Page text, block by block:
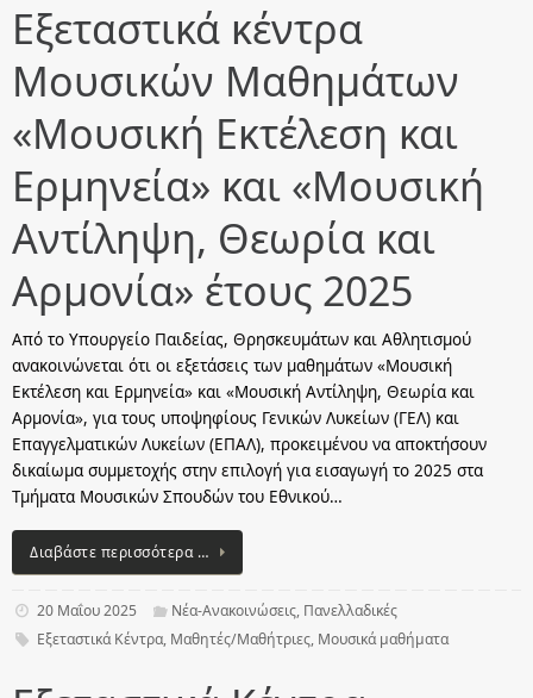
Εξεταστικά κέντρα
Μουσικών Μαθημάτων
«Μουσική Εκτέλεση και
Ερμηνεία» και «Μουσική
Αντίληψη, Θεωρία και
Αρμονία» έτους 2025
Από το Υπουργείο Παιδείας, Θρησκευμάτων και Αθλητισμού
ανακοινώνεται ότι οι εξετάσεις των μαθημάτων «Μουσική
Εκτέλεση και Ερμηνεία» και «Μουσική Αντίληψη, Θεωρία και
Αρμονία», για τους υποψηφίους Γενικών Λυκείων (ΓΕΛ) και
Επαγγελματικών Λυκείων (ΕΠΑΛ), προκειμένου να αποκτήσουν
δικαίωμα συμμετοχής στην επιλογή για εισαγωγή το 2025 στα
Τμήματα Μουσικών Σπουδών του Εθνικού…
Διαβάστε περισσότερα …
20 Μαΐου 2025 Νέα-Ανακοινώσεις, Πανελλαδικές
Εξεταστικά Κέντρα, Μαθητές/Μαθήτριες, Μουσικά μαθήματα